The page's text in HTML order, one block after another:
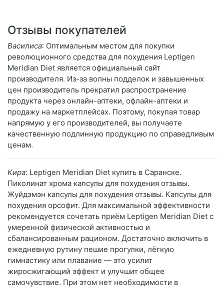
Отзывы покупателей
Василиса: Оптимальным местом для покупки
революционного средства для похудения Leptigen
Meridian Diеt является официальный сайт
производителя. Из-за волны подделок и завышенных
цен производитель прекратил распространение
продукта через онлайн-аптеки, офлайн-аптеки и
продажу на маркетплейсах. Поэтому, покупая товар
напрямую у его производителей, вы получаете
качественную подлинную продукцию по справедливым
ценам.
Кира: Leptigen Meridian Diet купить в Саранске.
Пиколинат хрома капсулы для похудения отзывы.
Жуйдэмэн капсулы для похудения отзывы. Капсулы для
похудения орсофит. Для максимальной эффективности
рекомендуется сочетать приём Leptigen Meridian Diet с
умеренной физической активностью и
сбалансированным рационом. Достаточно включить в
ежедневную рутину пешие прогулки, лёгкую
гимнастику или плавание — это усилит
жиросжигающий эффект и улучшит общее
самочувствие. При этом нет необходимости в